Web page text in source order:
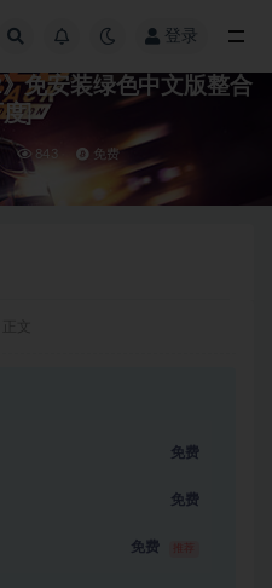
登录
免安装绿色中文版整合
]
843 免费
免费
免费
免费